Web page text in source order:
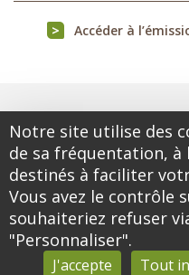
Accéder à
Notre site utilise des
de sa fréquentation, à
destinés à faciliter
Vous avez le contrôle
souhaiteriez refuser
"Personnaliser".
J'accepte Tout